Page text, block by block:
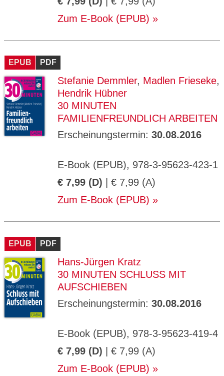
Zum E-Book (EPUB)
EPUB PDF
Stefanie Demmler, Madlen Frieseke,
Hendrik Hübner
30 MINUTEN
FAMILIENFREUNDLICH ARBEITEN
Erscheinungstermin: 30.08.2016
E-Book (EPUB), 978-3-95623-423-1
€ 7,99 (D) | € 7,99 (A)
Zum E-Book (EPUB)
EPUB PDF
Hans-Jürgen Kratz
30 MINUTEN SCHLUSS MIT
AUFSCHIEBEN
Erscheinungstermin: 30.08.2016
E-Book (EPUB), 978-3-95623-419-4
€ 7,99 (D) | € 7,99 (A)
Zum E-Book (EPUB)